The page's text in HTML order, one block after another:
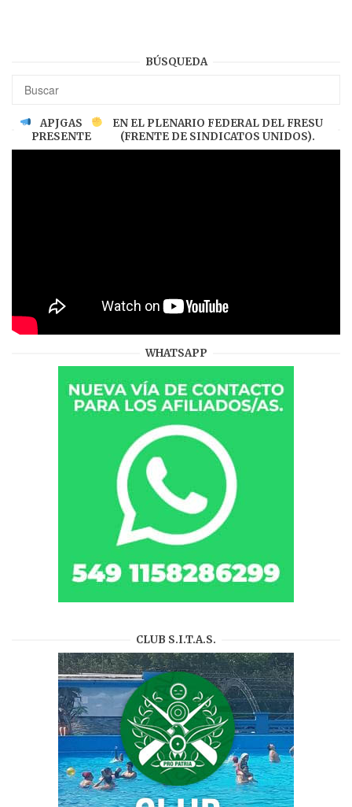
BÚSQUEDA
APJGAS
PRESENTE
EN EL PLENARIO FEDERAL DEL FRESU
(FRENTE DE SINDICATOS UNIDOS).
WHATSAPP
CLUB S.I.T.A.S.